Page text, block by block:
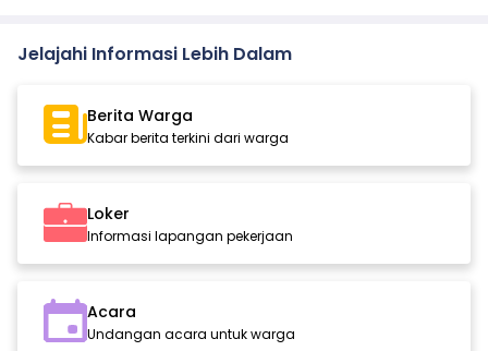
Jelajahi Informasi Lebih Dalam
Berita Warga
Kabar berita terkini dari warga
Loker
Informasi lapangan pekerjaan
Acara
Undangan acara untuk warga